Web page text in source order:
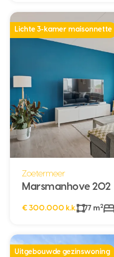
Lichte 3-kamer maisonnette
Zoetermeer
Marsmanhove 202
€ 300.000 k.k. 77 m2
Uitgebouwde gezinswoning